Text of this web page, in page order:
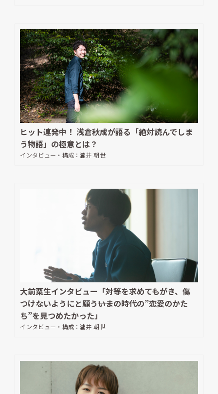
ヒット連発中！ 浅倉秋成が語る「絶対読んでしま
う物語」の極意とは？
インタビュー・構成：瀧井 朝世
大前粟生インタビュー「対等を求めてもがき、傷
つけないようにと願う――いまの時代の”恋愛のかた
ち”を見つめたかった」
インタビュー・構成：瀧井 朝世